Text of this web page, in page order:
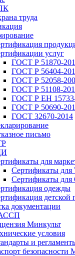
труда
услуг
ГОСТ Р 51870-
ГОСТ Р 56404-
ГОСТ Р 52058-
ГОСТ Р 51108-
ГОСТ Р ЕН
ГОСТ Р 50690-
ГОСТ 32670-2014
письмо
для
Сертификаты для
Сертификаты для
одежды
детской
документации
Минкульт
условия
и
безопасности